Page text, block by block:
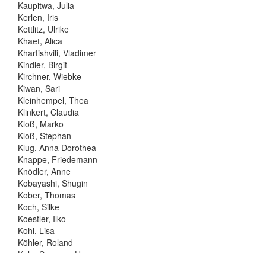
Kaupitwa, Julia
Kerlen, Iris
Kettlitz, Ulrike
Khaet, Alica
Khartishvili, Vladimer
Kindler, Birgit
Kirchner, Wiebke
Kiwan, Sari
Kleinhempel, Thea
Klinkert, Claudia
Kloß, Marko
Kloß, Stephan
Klug, Anna Dorothea
Knappe, Friedemann
Knödler, Anne
Kobayashi, Shugin
Kober, Thomas
Koch, Silke
Koestler, Ilko
Kohl, Lisa
Köhler, Roland